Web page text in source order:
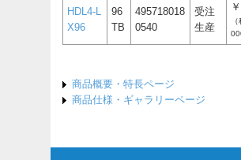
HDL4-L
X96
96
TB
495718018
0540
受注
生産
商品概要・特長ページ
商品仕様・ギャラリーページ